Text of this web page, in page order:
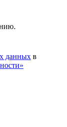
данных в